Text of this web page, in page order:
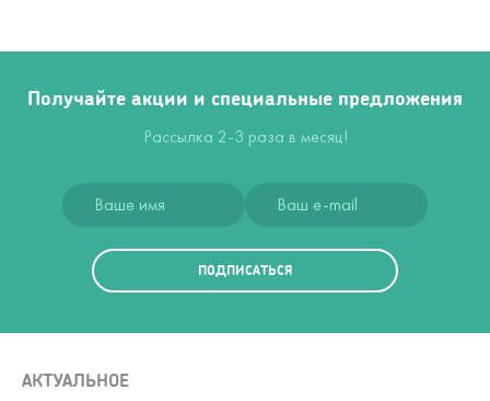
Получайте акции и специальные предложения
Рассылка 2-3 раза в месяц!
ПОДПИСАТЬСЯ
АКТУАЛЬНОЕ